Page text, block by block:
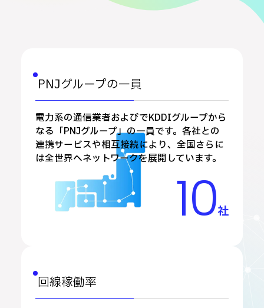
PNJグループの一員
電力系の通信業者およびでKDDIグループから
なる「PNJグループ」の一員です。各社との
連携サービスや相互接続により、全国さらに
は全世界へネットワークを展開しています。
10社
回線稼働率